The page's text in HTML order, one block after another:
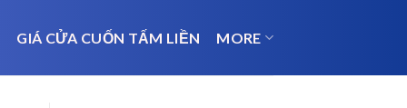
GIÁ CỬA CUỐN TẤM LIỀN MORE